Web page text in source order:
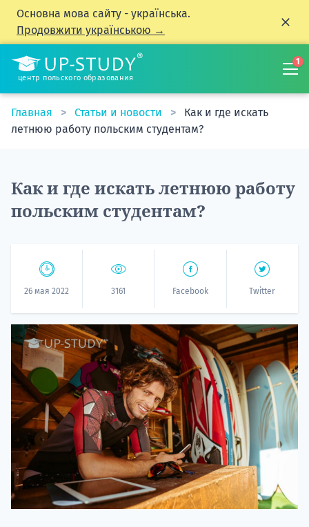
Основна мова сайту - українська.
Продовжити українською →
центр польского образования
1
Главная Статьи и новости
Как и где искать
летнюю работу польским студентам?
Как и где искать летнюю работу
польским студентам?
26 мая 2022 3161 Facebook Twitter